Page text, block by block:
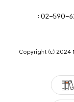
: 02-590-
Copyright (c) 2024